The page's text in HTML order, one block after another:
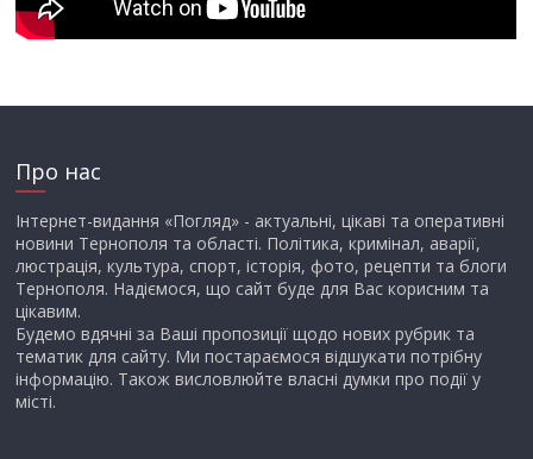
Про нас
Інтернет-видання «Погляд» - актуальні, цікаві та оперативні
новини Тернополя та області. Політика, кримінал, аварії,
люстрація, культура, спорт, історія, фото, рецепти та блоги
Тернополя. Надіємося, що сайт буде для Вас корисним та
цікавим.
Будемо вдячні за Ваші пропозиції щодо нових рубрик та
тематик для сайту. Ми постараємося відшукати потрібну
інформацію. Також висловлюйте власні думки про події у
місті.